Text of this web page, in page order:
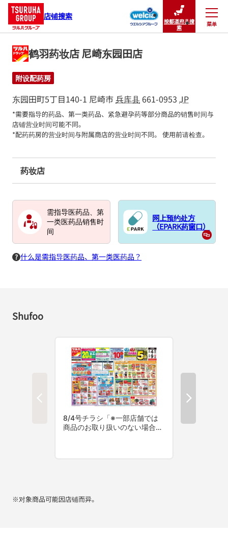
店铺搜索
按都道府县搜
索
菜单
关闭
鹤羽药妆店 尼崎东园田店
附设配药房
东园田町5丁目140-1 尼崎市兵库县 661-0953 JP
*需要指导的药品、第一类药品、紧急避孕药等部分商品的销售时间与
店铺营业时间可能不同。
*配药药房的营业时间与附属商店的营业时间不同。 使用前请检查。
药妆店
需指导医药品、第
一类医药品销售时
间
网上预约处方
（EPARK药窗口）
什么是需指导医药品、第一类医药品？
Shufoo
※对象商品可能因店铺而异。